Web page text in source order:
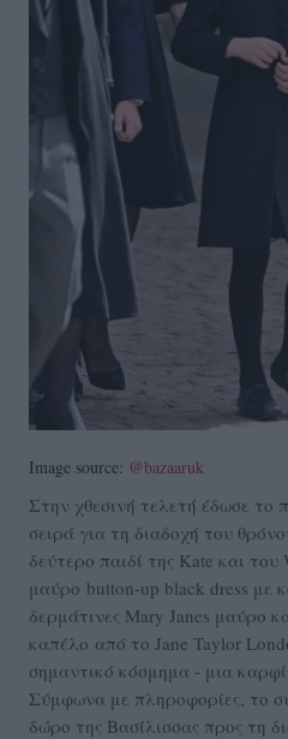
Image source: @bazaaruk
Στην χθεσινή τελετή έδωσε το
σειρά για τη διαδοχή του
δεύτερο παιδί της Kate και
μαύρο button-up black dress με
δερμάτινες Mary Janes μαύρο
καπέλο από το Jane Taylor
σημαντικό κόσμημα - μια
Σύμφωνα με πληροφορίες, το
δώρο της Βασίλισσας προς τη